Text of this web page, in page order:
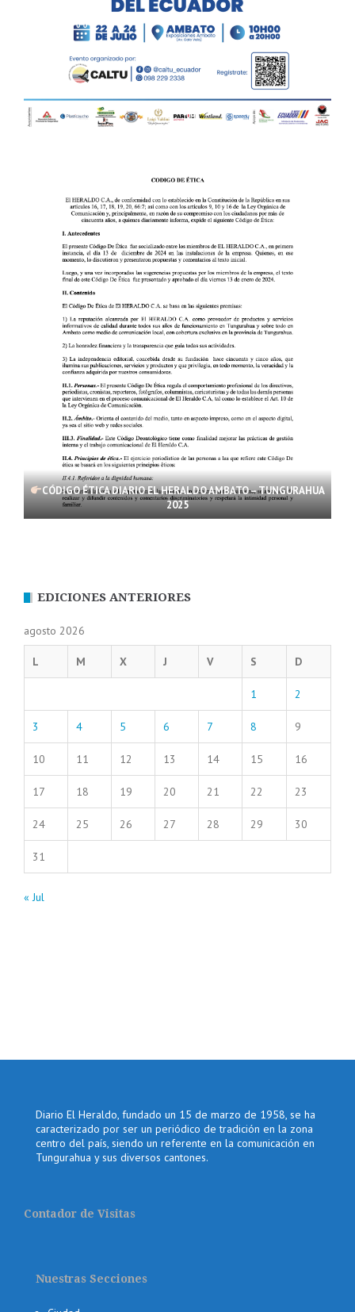
CÓDIGO ÉTICA DIARIO EL HERALDO AMBATO – TUNGURAHUA
2025
EDICIONES ANTERIORES
agosto 2026
L M X J V S D
1 2
3 4 5 6 7 8 9
10 11 12 13 14 15 16
17 18 19 20 21 22 23
24 25 26 27 28 29 30
31
« Jul
Diario El Heraldo, fundado un 15 de marzo de 1958, se ha
caracterizado por ser un periódico de tradición en la zona
centro del país, siendo un referente en la comunicación en
Tungurahua y sus diversos cantones.
Contador de Visitas
Nuestras Secciones